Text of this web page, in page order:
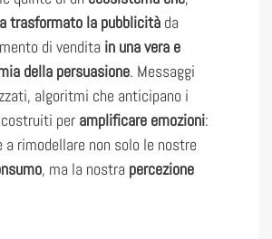
trasformato la pubblicità da
di vendita in una vera e
della persuasione. Messaggi
algoritmi che anticipano i
per amplificare emozioni:
rimodellare non solo le nostre
, ma la nostra percezione